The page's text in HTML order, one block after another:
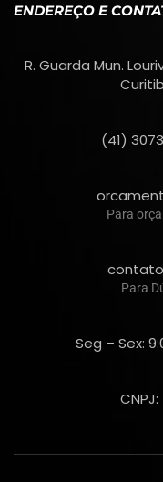
ENDEREÇO E
R. Guarda Mun.
(41)
Para
Para
Seg – Sex: